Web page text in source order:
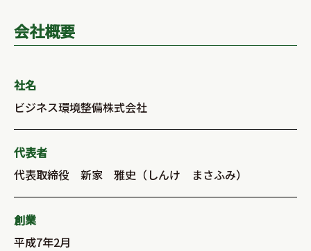
会社概要
社名
ビジネス環境整備株式会社
代表者
代表取締役 新家 雅史（しんけ まさふみ）
創業
平成7年2月